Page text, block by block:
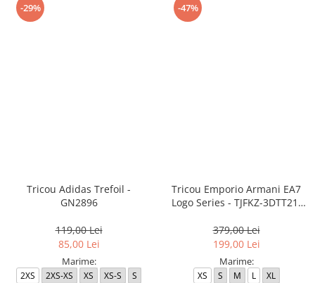
-29%
Tricou Adidas Trefoil -
GN2896
119,00 Lei
85,00 Lei
Marime:
2XS 2XS-XS XS XS-S S
-47%
Tricou Emporio Armani EA7
Logo Series - TJFKZ-3DTT21-
379,00 Lei
199,00 Lei
Marime:
XS S M L XL